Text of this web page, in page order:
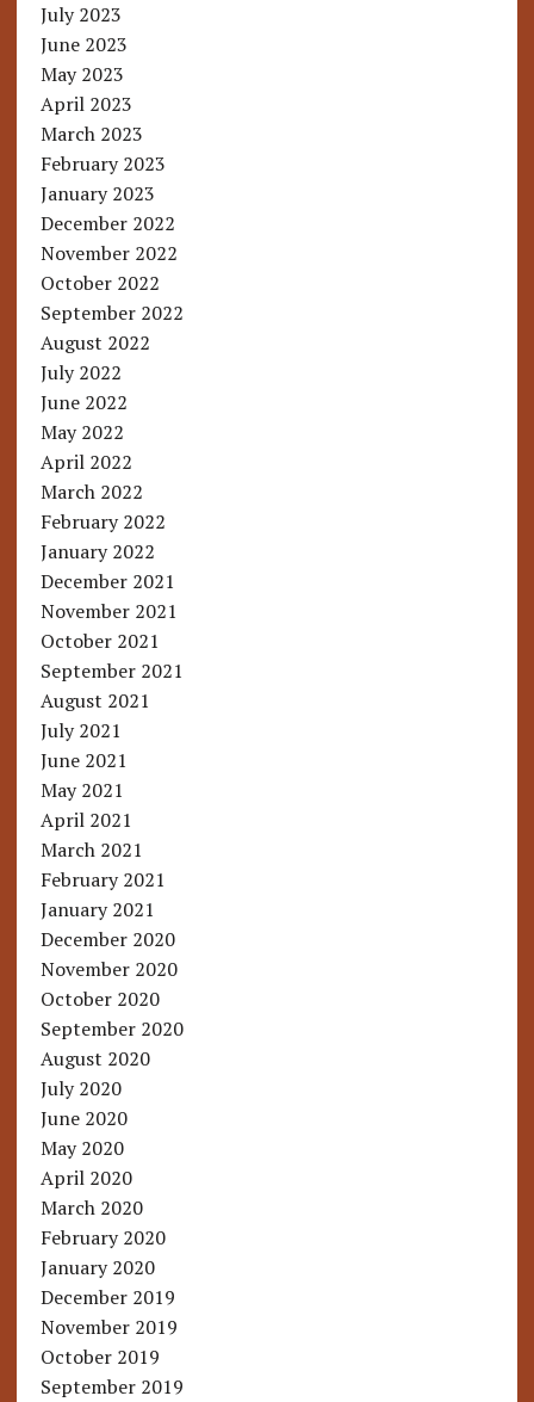
July 2023
June 2023
May 2023
April 2023
March 2023
February 2023
January 2023
December 2022
November 2022
October 2022
September 2022
August 2022
July 2022
June 2022
May 2022
April 2022
March 2022
February 2022
January 2022
December 2021
November 2021
October 2021
September 2021
August 2021
July 2021
June 2021
May 2021
April 2021
March 2021
February 2021
January 2021
December 2020
November 2020
October 2020
September 2020
August 2020
July 2020
June 2020
May 2020
April 2020
March 2020
February 2020
January 2020
December 2019
November 2019
October 2019
September 2019